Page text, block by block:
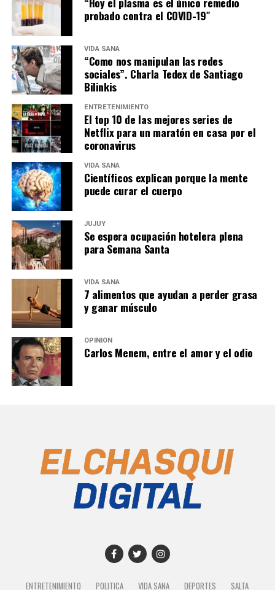
probado contra el COVID-19″
VIDA SANA
“Como nos manipulan las redes
sociales”. Charla Tedex de Santiago
Bilinkis
ENTRETENIMIENTO
El top 10 de las mejores series de
Netflix para un maratón en casa por el
coronavirus
VIDA SANA
Científicos explican porque la mente
puede curar el cuerpo
JUJUY
Se espera ocupación hotelera plena
para Semana Santa
VIDA SANA
7 alimentos que ayudan a perder grasa
y ganar músculo
OPINIÓN
Carlos Menem, entre el amor y el odio
ENTRETENIMIENTO POLITICA VIDA SANA DEPORTES SALTA